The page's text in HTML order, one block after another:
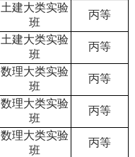
土建大类实验
班
丙等
土建大类实验
班
丙等
数理大类实验
班
丙等
数理大类实验
班
丙等
数理大类实验
班
丙等